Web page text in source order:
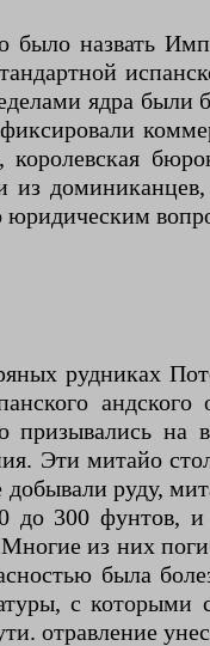
назвать
ядра были
рудниках
призывались
Эти митайо
руду,
до 300 фунтов,
из них
была
с которыми
отравление